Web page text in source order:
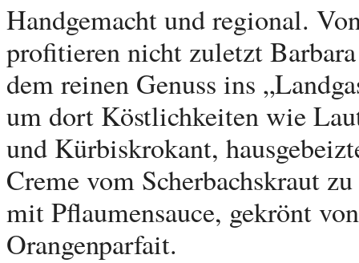
Handgemacht und regional.
profitieren nicht zuletzt
dem reinen Genuss ins
um dort Köstlichkeiten wie
und Kürbiskrokant,
Creme vom Scherbachskraut
mit Pflaumensauce, gekrönt
Orangenparfait.